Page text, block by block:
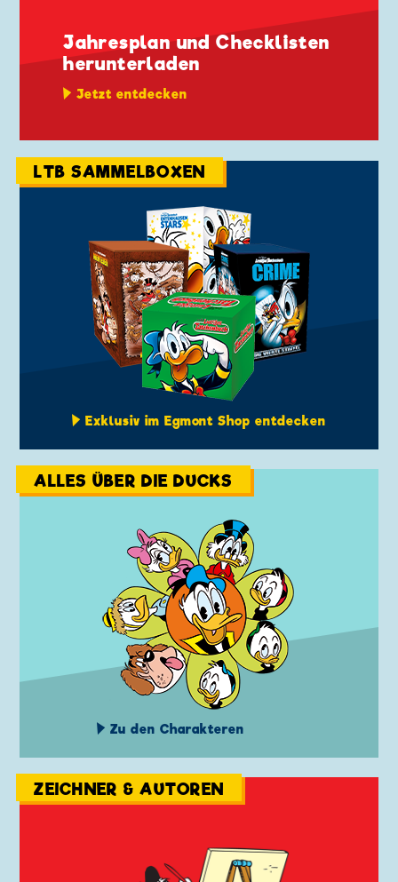
Jahresplan und Checklisten
herunterladen
Jetzt entdecken
LTB SAMMELBOXEN
Exklusiv im Egmont Shop entdecken
ALLES ÜBER DIE DUCKS
Zu den Charakteren
ZEICHNER & AUTOREN